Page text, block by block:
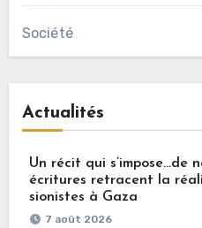
Société
Actualités
Un récit qui s’impose…de
écritures retracent la
sionistes à Gaza
7 août 2026